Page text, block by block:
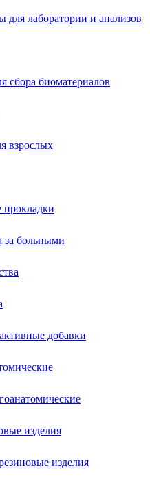
для лаборатории и анализов
сбора биоматериалов
взрослых
прокладки
за больными
добавки
изделия
изделия